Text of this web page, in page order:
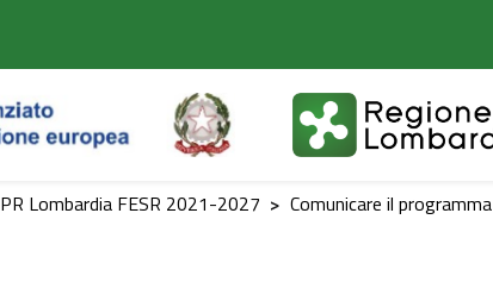
PR Lombardia FESR 2021-2027 > Comunicare il programma